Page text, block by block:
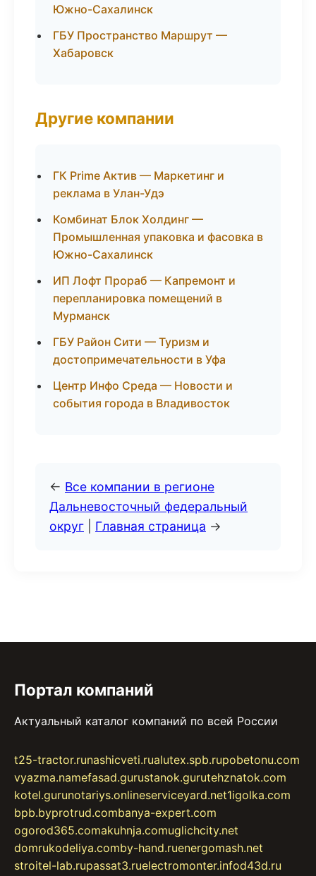
Южно-Сахалинск
ГБУ Пространство Маршрут —
Хабаровск
Другие компании
ГК Prime Актив — Маркетинг и
реклама в Улан-Удэ
Комбинат Блок Холдинг —
Промышленная упаковка и фасовка в
Южно-Сахалинск
ИП Лофт Прораб — Капремонт и
перепланировка помещений в
Мурманск
ГБУ Район Сити — Туризм и
достопримечательности в Уфа
Центр Инфо Среда — Новости и
события города в Владивосток
← Все компании в регионе
Дальневосточный федеральный
округ
Главная страница →
Портал компаний
Актуальный каталог компаний по всей России
t25-tractor.runashicveti.rualutex.spb.rupobetonu.com
vyazma.namefasad.gurustanok.gurutehznatok.com
kotel.gurunotariys.onlineserviceyard.net1igolka.com
bpb.byprotrud.combanya-expert.com
ogorod365.comakuhnja.comuglichcity.net
domrukodeliya.comby-hand.ruenergomash.net
stroitel-lab.rupassat3.ruelectromonter.infod43d.ru